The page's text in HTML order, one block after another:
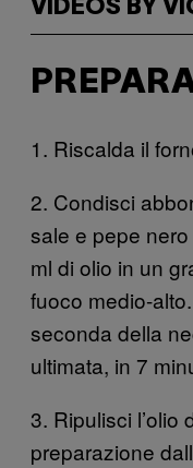
VIDEOS BY
1. Riscalda il
2. Condisci
sale e pepe
ml di olio in un
fuoco medio-
seconda della
ultimata, in 7
3. Ripulisci l’olio
preparazione